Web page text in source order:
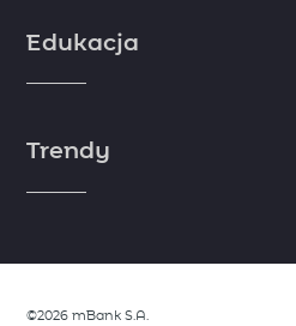
doniesienia dzięki komentarzom i
zobacz więcej
Edukacja
wiedzy i doświadczenia naszych
Trendy
zobacz więcej
©2026 mBank S.A.